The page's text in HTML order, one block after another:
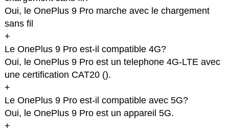
Oui, le OnePlus 9 Pro marche avec le chargement
sans fil
+
Le OnePlus 9 Pro est-il compatible 4G?
Oui, le OnePlus 9 Pro est un telephone 4G-LTE avec
une certification CAT20 ().
+
Le OnePlus 9 Pro est-il compatible avec 5G?
Oui, le OnePlus 9 Pro est un appareil 5G.
+